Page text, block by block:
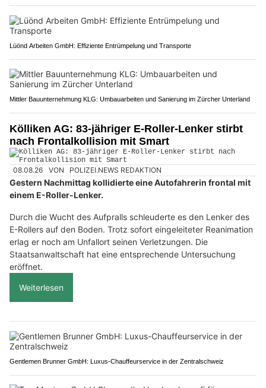
Lüönd Arbeiten GmbH: Effiziente Entrümpelung und Transporte
Mittler Bauunternehmung KLG: Umbauarbeiten und Sanierung im Zürcher Unterland
Kölliken AG: 83-jähriger E-Roller-Lenker stirbt
nach Frontalkollision mit Smart
08.08.26 VON POLIZEI.NEWS REDAKTION
Gestern Nachmittag kollidierte eine Autofahrerin frontal mit
einem E-Roller-Lenker.
Durch die Wucht des Aufpralls schleuderte es den Lenker des
E-Rollers auf den Boden. Trotz sofort eingeleiteter Reanimation
erlag er noch am Unfallort seinen Verletzungen. Die
Staatsanwaltschaft hat eine entsprechende Untersuchung
eröffnet.
Weiterlesen
Gentlemen Brunner GmbH: Luxus-Chauffeurservice in der Zentralschweiz